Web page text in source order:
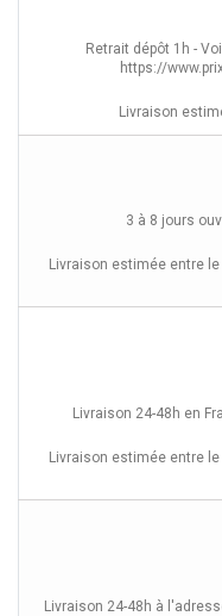
Retrait dépôt 1h -
https://
Livraison
3 à 8 jours
Livraison estimée entre le
Livraison 24-48h en
Livraison estimée entre le
Livraison 24-48h à